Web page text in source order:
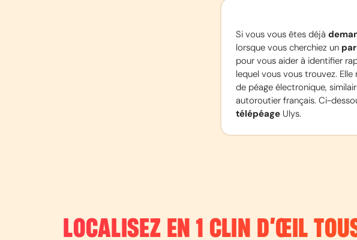
Si vous vous êtes déjà
lorsque vous cherchiez un
pour vous aider à identifier
lequel vous vous trouvez.
de péage électronique,
autoroutier français. Ci-
télépéage Ulys.
LOCALISEZ EN 1 CLIN D’ŒIL